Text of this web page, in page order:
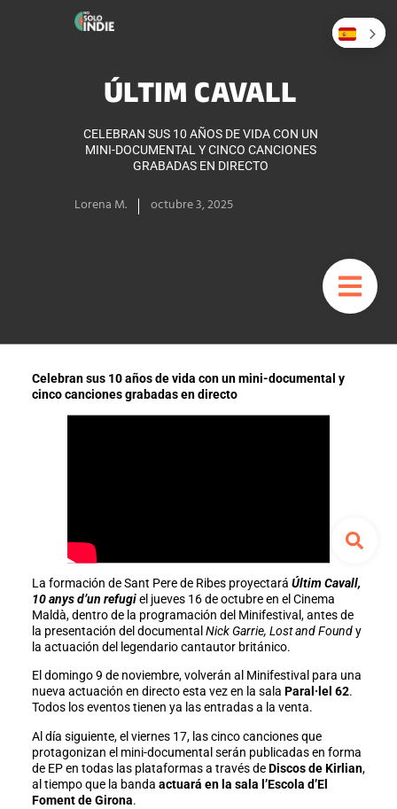
ÚLTIM CAVALL
CELEBRAN SUS 10 AÑOS DE VIDA CON UN
MINI-DOCUMENTAL Y CINCO CANCIONES
GRABADAS EN DIRECTO
Lorena M. octubre 3, 2025
Celebran sus 10 años de vida con un mini-documental y
cinco canciones grabadas en directo
La formación de Sant Pere de Ribes proyectará Últim Cavall,
10 anys d’un refugiel jueves 16 de octubre en el Cinema
Maldà, dentro de la programación del Minifestival, antes de
la presentación del documental Nick Garrie, Lost and Foundy
la actuación del legendario cantautor británico.
El domingo 9 de noviembre, volverán al Minifestival para una
nueva actuación en directo esta vez en la sala Paral·lel 62.
Todos los eventos tienen ya las entradas a la venta.
Al día siguiente, el viernes 17, las cinco canciones que
protagonizan el mini-documental serán publicadas en forma
de EP en todas las plataformas a través deDiscos de Kirlian,
al tiempo que la banda actuará en la sala l’Escola d’El
Foment de Girona.